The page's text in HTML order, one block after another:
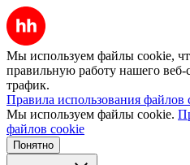
Мы используем файлы cookie,
правильную работу нашего веб-
трафик.
Правила использования файлов
Мы используем файлы cookie.
файлов cookie
Понятно